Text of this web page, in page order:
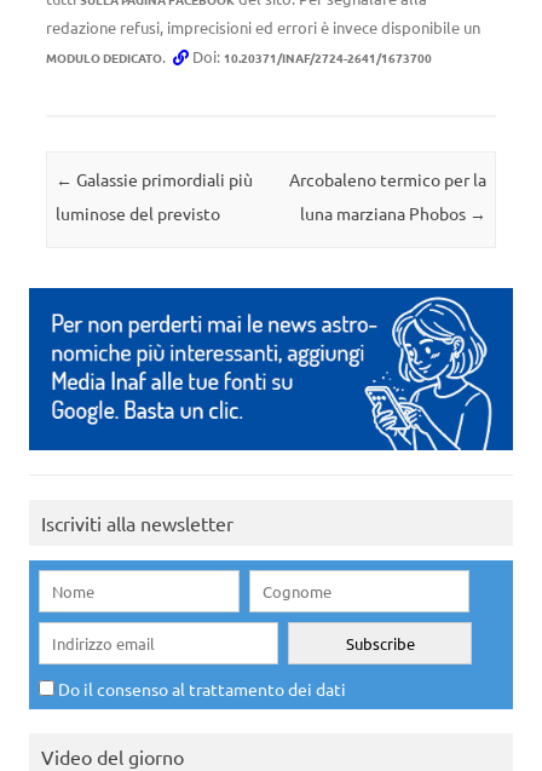
redazione refusi, imprecisioni ed errori è invece disponibile un
MODULO DEDICATO. Doi: 10.20371/INAF/2724-2641/1673700
Navigazione articolo
← Galassie primordiali più
luminose del previsto
Arcobaleno termico per la
luna marziana Phobos →
Iscriviti alla newsletter
Do il consenso al trattamento dei dati
Video del giorno